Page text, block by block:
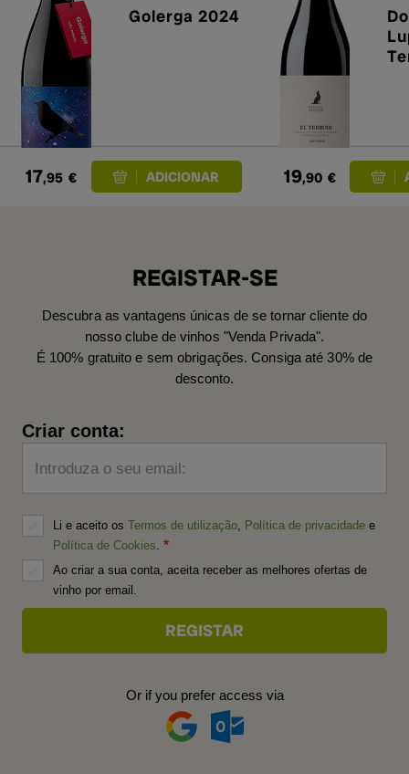
Golerga 2024
17,95 € 19,90 €
REGISTAR-SE
Descubra as vantagens únicas de se tornar cliente do
nosso clube de vinhos "Venda Privada".
É 100% gratuito e sem obrigações. Consiga até 30% de
desconto.
Criar conta:
Introduza o seu email:
Li e aceito os Termos de utilização Política de privacidade e
Política de Cookies
Ao criar a sua conta, aceita receber as melhores ofertas de
vinho por email.
Or if you prefer access via